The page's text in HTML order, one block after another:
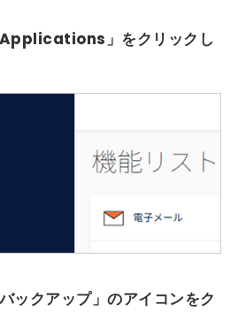
Applications」をクリックし
ックアップ」のアイコンをク